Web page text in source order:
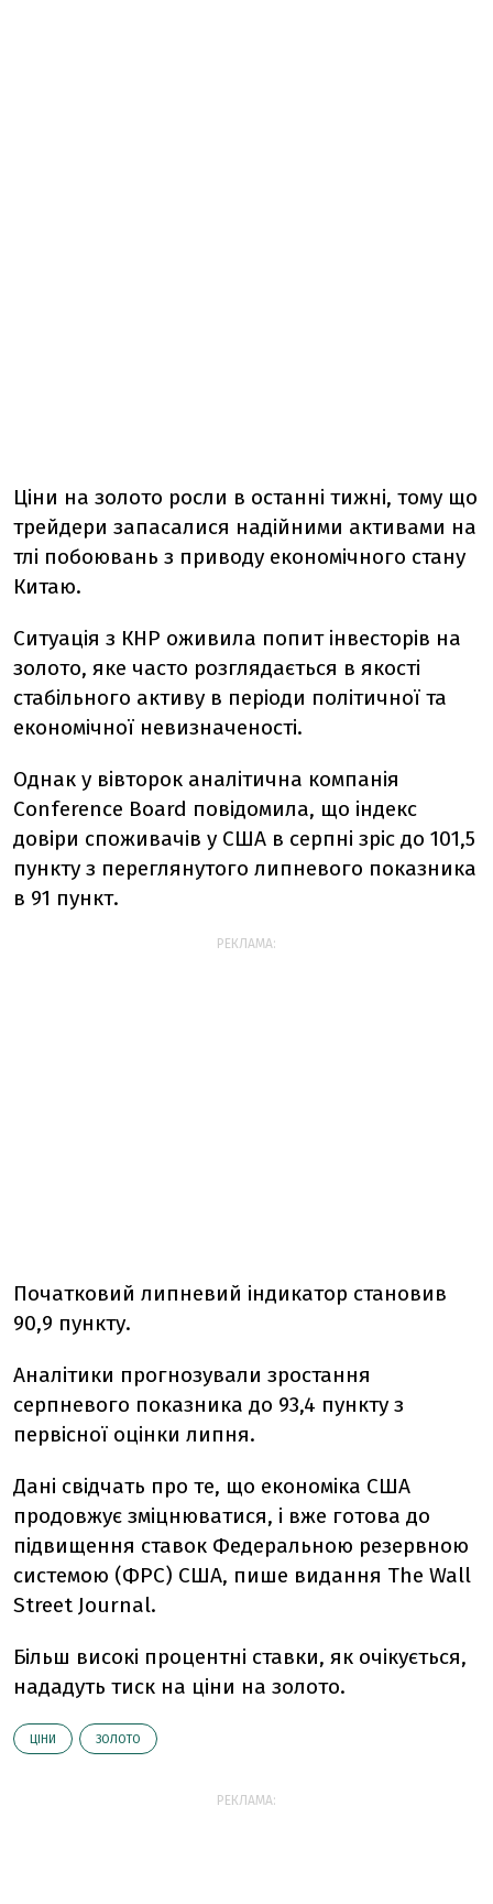
Ціни на золото росли в останні тижні, тому що
трейдери запасалися надійними активами на
тлі побоювань з приводу економічного стану
Китаю.
Ситуація з КНР оживила попит інвесторів на
золото, яке часто розглядається в якості
стабільного активу в періоди політичної та
економічної невизначеності.
Однак у вівторок аналітична компанія
Conference Board повідомила, що індекс
довіри споживачів у США в серпні зріс до 101,5
пункту з переглянутого липневого показника
в 91 пункт.
РЕКЛАМА:
Початковий липневий індикатор становив
90,9 пункту.
Аналітики прогнозували зростання
серпневого показника до 93,4 пункту з
первісної оцінки липня.
Дані свідчать про те, що економіка США
продовжує зміцнюватися, і вже готова до
підвищення ставок Федеральною резервною
системою (ФРС) США, пише видання The Wall
Street Journal.
Більш високі процентні ставки, як очікується,
нададуть тиск на ціни на золото.
ЦІНИ ЗОЛОТО
РЕКЛАМА: